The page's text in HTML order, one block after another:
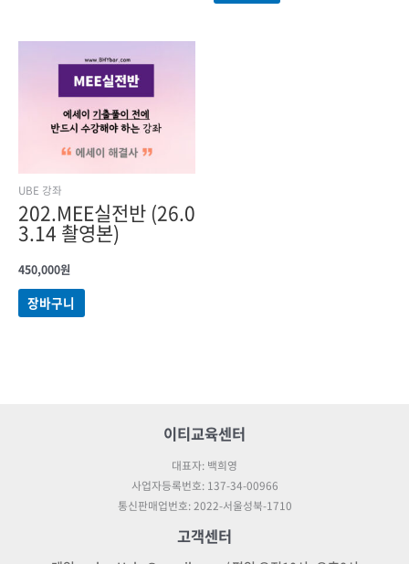
UBE 강좌
202.MEE실전반 (26.0
3.14 촬영본)
450,000원
장바구니
이티교육센터
대표자: 백희영
사업자등록번호: 137-34-00966
통신판매업번호: 2022-서울성북-1710
고객센터